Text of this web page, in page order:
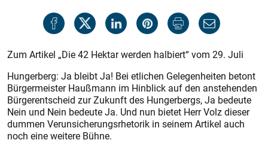
Zum Artikel „Die 42 Hektar werden halbiert“ vom 29. Juli
Hungerberg: Ja bleibt Ja! Bei etlichen Gelegenheiten betont
Bürgermeister Haußmann im Hinblick auf den anstehenden
Bürger­entscheid zur Zukunft des Hungerbergs, Ja bedeute
Nein und Nein bedeute Ja. Und nun bietet Herr Volz dieser
dummen Verunsicherungsrhetorik in seinem Artikel auch
noch eine weitere Bühne.